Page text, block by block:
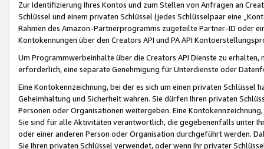
Zur Identifizierung Ihres Kontos und zum Stellen von Anfragen an
Schlüssel und einem privaten Schlüssel (jedes Schlüsselpaar eine
Rahmen des Amazon-Partnerprogramms zugeteilte Partner-ID oder
Kontokennungen über den Creators API und PA API
Um Programmwerbeinhalte über die Creators API Dienste zu
erforderlich, eine separate Genehmigung für Unterdienste oder
Eine Kontokennzeichnung, bei der es sich um einen privaten
Geheimhaltung und Sicherheit wahren. Sie dürfen Ihren privaten
Personen oder Organisationen weitergeben. Eine
Sie sind für alle Aktivitäten verantwortlich, die gegebenenfalls unter
oder einer anderen Person oder Organisation durchgeführt werden.
Sie Ihren privaten Schlüssel verwendet, oder wenn Ihr privater